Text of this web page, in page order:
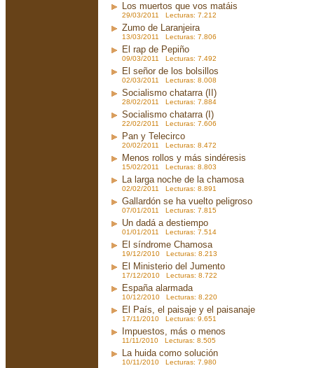
Los muertos que vos matáis
29/03/2011 Lecturas: 7.212
Zumo de Laranjeira
13/03/2011 Lecturas: 7.806
El rap de Pepiño
09/03/2011 Lecturas: 7.492
El señor de los bolsillos
02/03/2011 Lecturas: 8.008
Socialismo chatarra (II)
28/02/2011 Lecturas: 7.884
Socialismo chatarra (I)
22/02/2011 Lecturas: 7.606
Pan y Telecirco
20/02/2011 Lecturas: 8.472
Menos rollos y más sindéresis
15/02/2011 Lecturas: 8.803
La larga noche de la chamosa
02/02/2011 Lecturas: 8.891
Gallardón se ha vuelto peligroso
07/01/2011 Lecturas: 7.815
Un dadá a destiempo
01/01/2011 Lecturas: 7.514
El síndrome Chamosa
19/12/2010 Lecturas: 8.213
El Ministerio del Jumento
17/12/2010 Lecturas: 8.722
España alarmada
10/12/2010 Lecturas: 8.220
El País, el paisaje y el paisanaje
17/11/2010 Lecturas: 9.651
Impuestos, más o menos
11/11/2010 Lecturas: 8.505
La huida como solución
10/11/2010 Lecturas: 7.980